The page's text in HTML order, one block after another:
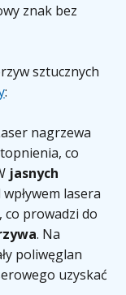
znak bez
sztucznych
:
nagrzewa
co
jasnych
lasera
co prowadzi do
. Na
poliwęglan
uzyskać